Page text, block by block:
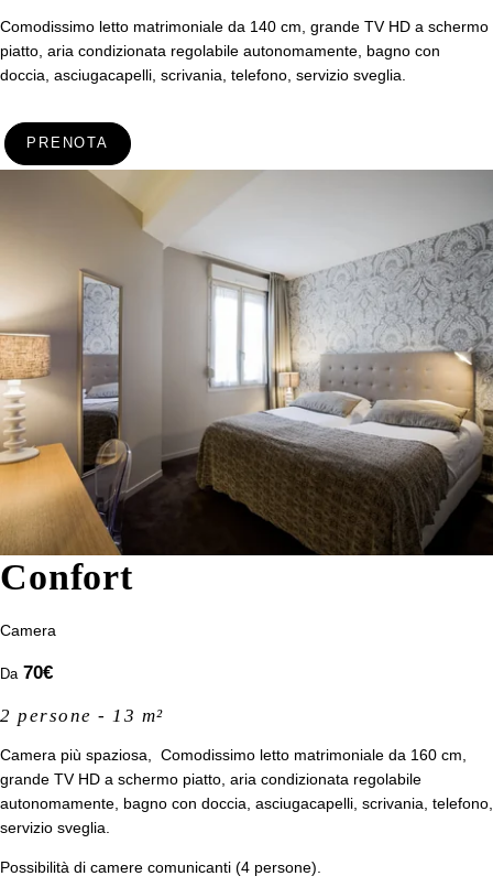
Comodissimo letto matrimoniale da 140 cm, grande TV HD a schermo
piatto, aria condizionata regolabile autonomamente, bagno con
doccia, asciugacapelli, scrivania, telefono, servizio sveglia.
PRENOTA
Confort
Camera
Da 70€
2 persone - 13 m²
Camera più spaziosa, Comodissimo letto matrimoniale da 160 cm,
grande TV HD a schermo piatto, aria condizionata regolabile
autonomamente, bagno con doccia, asciugacapelli, scrivania, telefono,
servizio sveglia.
Possibilità di camere comunicanti (4 persone).
Contattare il servizio